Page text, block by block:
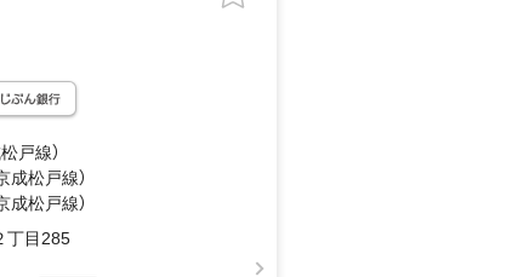
戸線）
成松戸線）
成松戸線）
丁目285